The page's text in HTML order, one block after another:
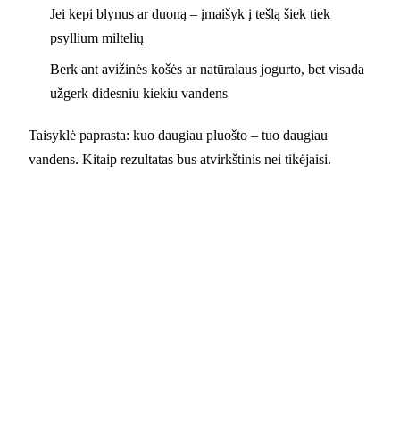
Jei kepi blynus ar duoną – įmaišyk į tešlą šiek tiek
psyllium miltelių
Berk ant avižinės košės ar natūralaus jogurto, bet visada
užgerk didesniu kiekiu vandens
Taisyklė paprasta: kuo daugiau pluošto – tuo daugiau
vandens. Kitaip rezultatas bus atvirkštinis nei tikėjaisi.